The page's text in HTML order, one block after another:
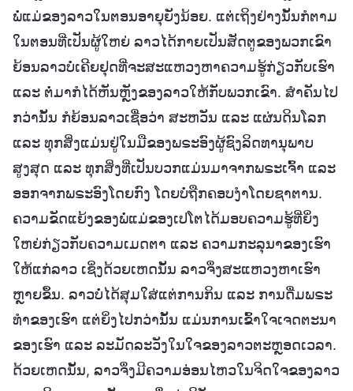
ພໍ່ແມ່ຂອງລາວໃນຕອນອາຍຸຍັງນ້ອຍ. ແຕ່ເຖິງຢ່າງນັ້ນກໍຕາມ
ໃນຕອນທີ່ເປັນຜູ້ໃຫຍ່ ລາວໄດ້ກາຍເປັນສັດຕູຂອງພວກເຂົາ
ຍ້ອນລາວບໍ່ເຄີຍຢຸດທີ່ຈະສະແຫວງຫາຄວາມຮູ້ກ່ຽວກັບເຮົາ
ແລະ ຕໍ່ມາກໍໄດ້ຫັນຫຼັງຂອງລາວໃຫ້ກັບພວກເຂົາ. ສໍາຄັນໄປ
ກວ່ານັ້ນ ກໍຍ້ອນລາວເຊື່ອວ່າ ສະຫວັນ ແລະ ແຜ່ນດິນໂລກ
ແລະ ທຸກສິ່ງແມ່ນຢູ່ໃນມືຂອງພຣະອົງຜູ້ຊົງລິດທານຸພາບ
ສູງສຸດ ແລະ ທຸກສິ່ງທີ່ເປັນບວກແມ່ນມາຈາກພຣະເຈົ້າ ແລະ
ອອກຈາກພຣະອົງໂດຍກົງ ໂດຍບໍ່ຖືກຄອບງຳໂດຍຊາຕານ.
ຄວາມຂັດແຍ້ງຂອງພໍ່ແມ່ຂອງເປໂຕໄດ້ມອບຄວາມຮູ້ທີ່ຍິ່ງ
ໃຫຍ່ກ່ຽວກັບຄວາມເມດຕາ ແລະ ຄວາມກະລຸນາຂອງເຮົາ
ໃຫ້ແກ່ລາວ ເຊິ່ງດ້ວຍເຫດນັ້ນ ລາວຈຶ່ງສະແຫວງຫາເຮົາ
ຫຼາຍຂຶ້ນ. ລາວບໍ່ໄດ້ສຸມໃສ່ແຕ່ການກິນ ແລະ ການດື່ມພຣະ
ທໍາຂອງເຮົາ ແຕ່ຍິ່ງໄປກວ່ານັ້ນ ແມ່ນການເຂົ້າໃຈເຈດຕະນາ
ຂອງເຮົາ ແລະ ລະມັດລະວັງໃນໃຈຂອງລາວຕະຫຼອດເວລາ.
ດ້ວຍເຫດນັ້ນ, ລາວຈຶ່ງມີຄວາມອ່ອນໄຫວໃນຈິດໃຈຂອງລາວ